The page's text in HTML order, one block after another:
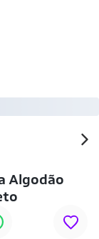
Algodão